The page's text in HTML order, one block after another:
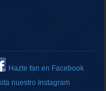
Hazte fan en Facebook
nuestro Instagram